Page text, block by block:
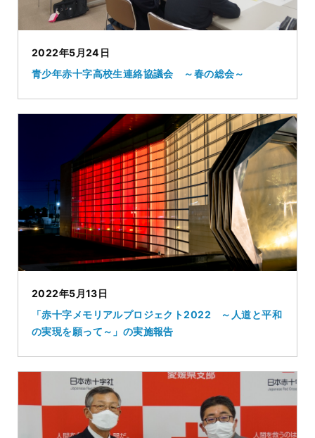
2022年5月24日
青少年赤十字高校生連絡協議会 ～春の総会～
2022年5月13日
「赤十字メモリアルプロジェクト2022 ～人道と平和
の実現を願って～」の実施報告